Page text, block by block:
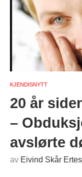
KJENDISNYTT
20 år
–
avslørte
av Eivind Skår